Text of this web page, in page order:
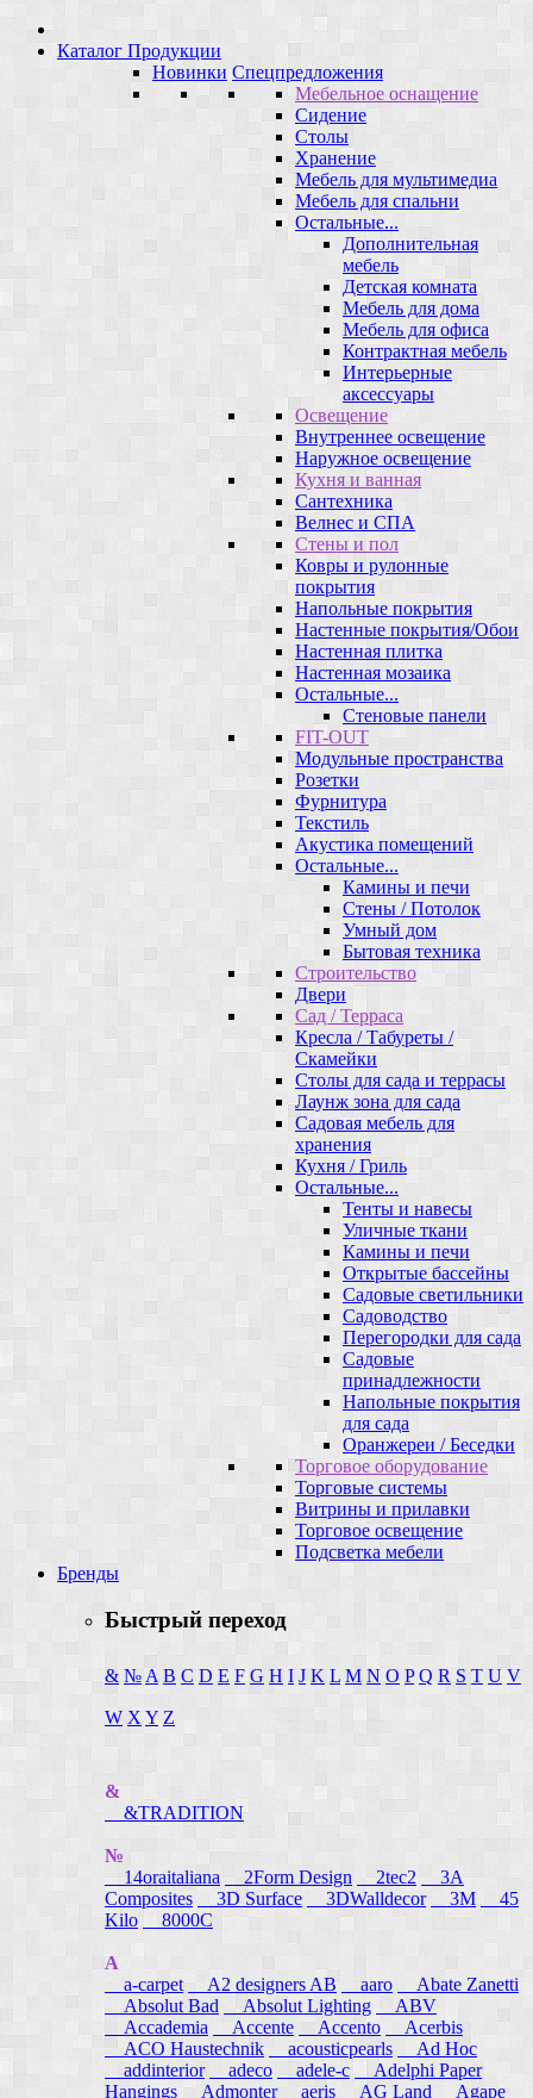
Каталог Продукции
Новинки Спецпредложения
Мебельное оснащение
Сидение
Столы
Хранение
Мебель для мультимедиа
Мебель для спальни
Остальные...
Дополнительная
мебель
Детская комната
Мебель для дома
Мебель для офиса
Контрактная мебель
Интерьерные
аксессуары
Освещение
Внутреннее освещение
Наружное освещение
Кухня и ванная
Сантехника
Велнес и СПА
Стены и пол
Ковры и рулонные
покрытия
Напольные покрытия
Настенные покрытия/Обои
Настенная плитка
Настенная мозаика
Остальные...
Стеновые панели
FIT-OUT
Модульные пространства
Розетки
Фурнитура
Текстиль
Акустика помещений
Остальные...
Камины и печи
Стены / Потолок
Умный дом
Бытовая техника
Строительство
Двери
Сад / Терраса
Кресла / Табуреты /
Скамейки
Столы для сада и террасы
Лаунж зона для сада
Садовая мебель для
хранения
Кухня / Гриль
Остальные...
Тенты и навесы
Уличные ткани
Камины и печи
Открытые бассейны
Садовые светильники
Садоводство
Перегородки для сада
Садовые
принадлежности
Напольные покрытия
для сада
Оранжереи / Беседки
Торговое оборудование
Торговые системы
Витрины и прилавки
Торговое освещение
Подсветка мебели
Бренды
Быстрый переход
& № A B C D E F G H I J K L M N O P Q R S T U V
W X Y Z
&
&TRADITION
№
14oraitaliana
2Form Design 2tec2
3A
Composites
3D Surface 3DWalldecor 3M
45
Kilo
8000C
A
a-carpet
A2 designers AB aaro
Abate Zanetti
Absolut Bad
Absolut Lighting
ABV
Accademia
Accente Accento
Acerbis
ACO Haustechnik
acousticpearls
Ad Hoc
addinterior
adeco adele-c
Adelphi Paper
Hangings Admonter aeris AG Land Agape